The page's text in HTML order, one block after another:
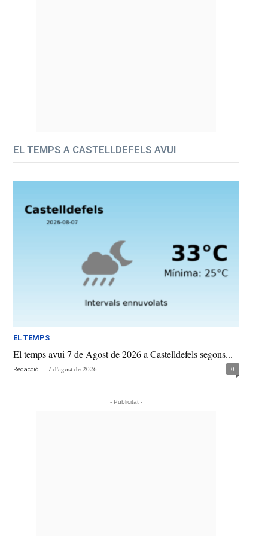
EL TEMPS A CASTELLDEFELS AVUI
EL TEMPS
El temps avui 7 de Agost de 2026 a Castelldefels segons...
Redacció - 7 d'agost de 2026 0
- Publicitat -